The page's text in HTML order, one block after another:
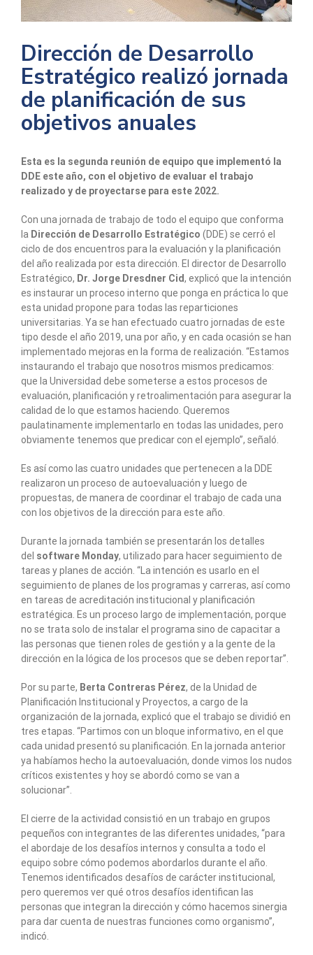
Dirección de Desarrollo
Estratégico realizó jornada
de planificación de sus
objetivos anuales
Esta es la segunda reunión de equipo que implementó la
DDE este año, con el objetivo de evaluar el trabajo
realizado y de proyectarse para este 2022.
Con una jornada de trabajo de todo el equipo que conforma
la Dirección de Desarrollo Estratégico (DDE) se cerró el
ciclo de dos encuentros para la evaluación y la planificación
del año realizada por esta dirección. El director de Desarrollo
Estratégico, Dr. Jorge Dresdner Cid, explicó que la intención
es instaurar un proceso interno que ponga en práctica lo que
esta unidad propone para todas las reparticiones
universitarias. Ya se han efectuado cuatro jornadas de este
tipo desde el año 2019, una por año, y en cada ocasión se han
implementado mejoras en la forma de realización. “Estamos
instaurando el trabajo que nosotros mismos predicamos:
que la Universidad debe someterse a estos procesos de
evaluación, planificación y retroalimentación para asegurar la
calidad de lo que estamos haciendo. Queremos
paulatinamente implementarlo en todas las unidades, pero
obviamente tenemos que predicar con el ejemplo”, señaló.
Es así como las cuatro unidades que pertenecen a la DDE
realizaron un proceso de autoevaluación y luego de
propuestas, de manera de coordinar el trabajo de cada una
con los objetivos de la dirección para este año.
Durante la jornada también se presentarán los detalles
del software Monday, utilizado para hacer seguimiento de
tareas y planes de acción. “La intención es usarlo en el
seguimiento de planes de los programas y carreras, así como
en tareas de acreditación institucional y planificación
estratégica. Es un proceso largo de implementación, porque
no se trata solo de instalar el programa sino de capacitar a
las personas que tienen roles de gestión y a la gente de la
dirección en la lógica de los procesos que se deben reportar”.
Por su parte, Berta Contreras Pérez, de la Unidad de
Planificación Institucional y Proyectos, a cargo de la
organización de la jornada, explicó que el trabajo se dividió en
tres etapas. “Partimos con un bloque informativo, en el que
cada unidad presentó su planificación. En la jornada anterior
ya habíamos hecho la autoevaluación, donde vimos los nudos
críticos existentes y hoy se abordó como se van a
solucionar”.
El cierre de la actividad consistió en un trabajo en grupos
pequeños con integrantes de las diferentes unidades, “para
el abordaje de los desafíos internos y consulta a todo el
equipo sobre cómo podemos abordarlos durante el año.
Tenemos identificados desafíos de carácter institucional,
pero queremos ver qué otros desafíos identifican las
personas que integran la dirección y cómo hacemos sinergia
para dar cuenta de nuestras funciones como organismo”,
indicó.